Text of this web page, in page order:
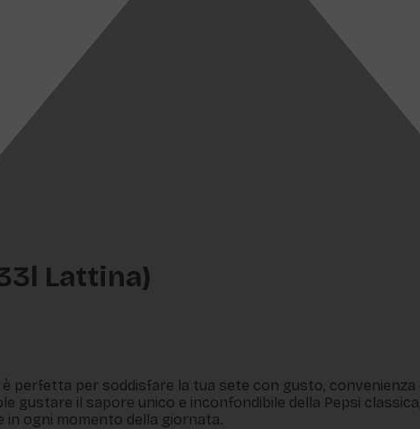
Lattina)
perfetta per soddisfare la tua sete con gusto, convenienza
gustare il sapore unico e inconfondibile della Pepsi
in ogni momento della giornata.